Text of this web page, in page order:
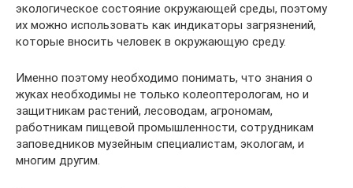
экологическое состояние окружающей среды, поэтому
их можно использовать как индикаторы загрязнений,
которые вносить человек в окружающую среду.
Именно поэтому необходимо понимать, что знания о
жуках необходимы не только колеоптерологам, но и
защитникам растений, лесоводам, агрономам,
работникам пищевой промышленности, сотрудникам
заповедников музейным специалистам, экологам, и
многим другим.